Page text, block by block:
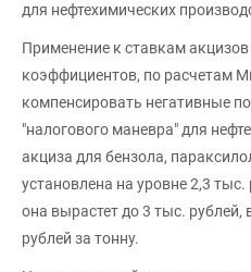
для нефтехимических
Применение к ставкам
коэффициентов, по расчетам
компенсировать негативные
"налогового маневра" для
акциза для бензола,
установлена на уровне 2,3 тыс.
она вырастет до 3 тыс. рублей,
рублей за тонну.